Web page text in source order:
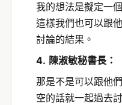
我的想法是擬定一
這樣我們也可以跟
討論的結果。
4. 陳淑敏秘書長：
那是不是可以跟他
空的話就一起過去